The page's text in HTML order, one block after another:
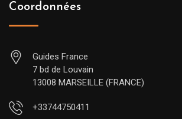
Coordonnées
Guides France
7 bd de Louvain
13008 MARSEILLE (FRANCE)
+33744750411